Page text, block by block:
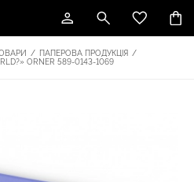
/ ПАПЕРОВА ПРОДУКЦІЯ
/
ORNER 589-0143-1069